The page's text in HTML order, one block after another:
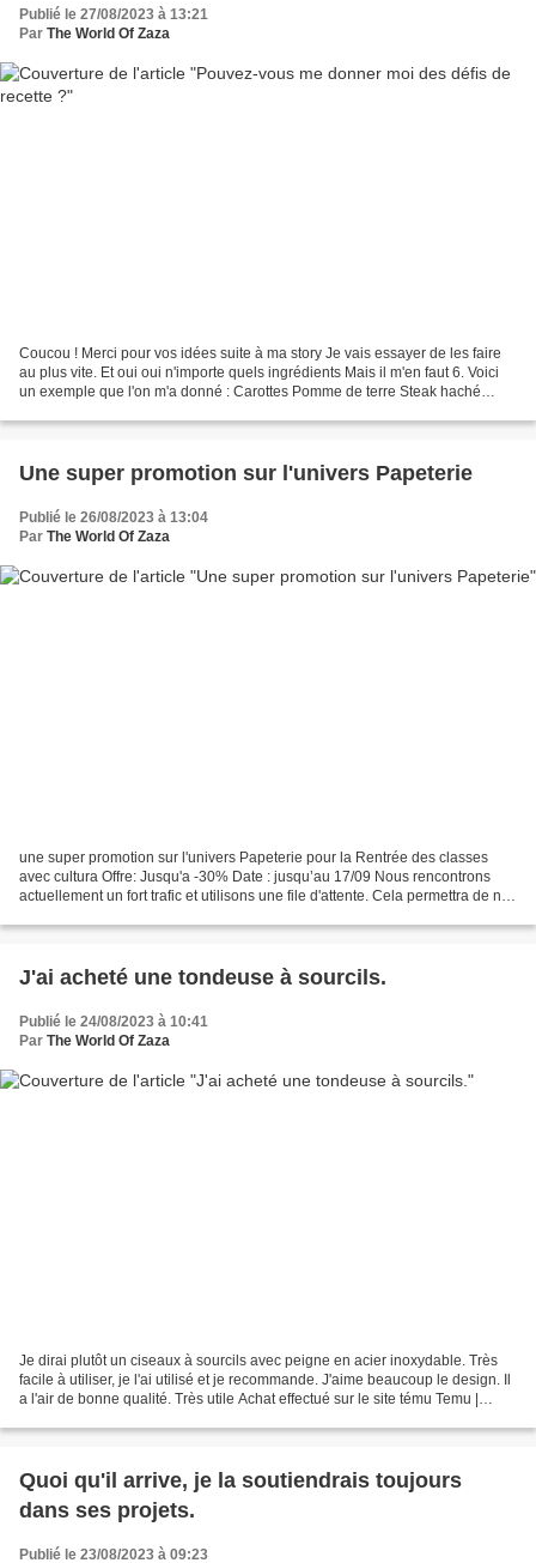
Publié le 27/08/2023 à 13:21
Par The World Of Zaza
Coucou ! Merci pour vos idées suite à ma story Je vais essayer de les faire
au plus vite. Et oui oui n'importe quels ingrédients Mais il m'en faut 6. Voici
un exemple que l'on m'a donné : Carottes Pomme de terre Steak haché
Une super promotion sur l'univers Papeterie
Publié le 26/08/2023 à 13:04
Par The World Of Zaza
une super promotion sur l'univers Papeterie pour la Rentrée des classes
avec cultura Offre: Jusqu'a -30% Date : jusqu’au 17/09 Nous rencontrons
actuellement un fort trafic et utilisons une file d'attente. Cela permettra de ne
J'ai acheté une tondeuse à sourcils.
Publié le 24/08/2023 à 10:41
Par The World Of Zaza
Je dirai plutôt un ciseaux à sourcils avec peigne en acier inoxydable. Très
facile à utiliser, je l'ai utilisé et je recommande. J'aime beaucoup le design. Il
a l'air de bonne qualité. Très utile Achat effectué sur le site tému Temu |
Quoi qu'il arrive, je la soutiendrais toujours
dans ses projets.
Publié le 23/08/2023 à 09:23